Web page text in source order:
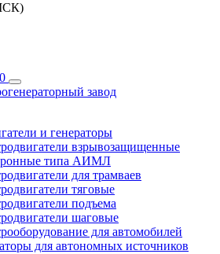
0
и генераторы
взрывозащищенные
типа АИМЛ
для трамваев
тяговые
подъема
шаговые
для автомобилей
для автономных источников